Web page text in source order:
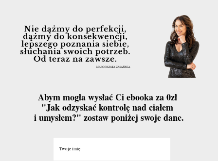
Abym mogła wysłać Ci ebooka za 0zł
"Jak odzyskać kontrolę nad ciałem
i umysłem?" zostaw poniżej swoje dane.
Twoje imię